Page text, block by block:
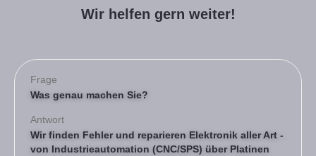
Wir helfen gern weiter!
Frage
Was genau machen Sie?
Antwort
Wir finden Fehler und reparieren Elektronik aller Art -
von Industrieautomation (CNC/SPS) über Platinen